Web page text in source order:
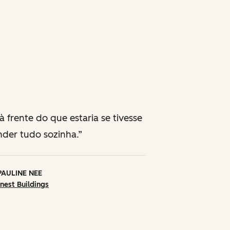
frente do que estaria se tivesse
tudo sozinha.
NEE
Buildings